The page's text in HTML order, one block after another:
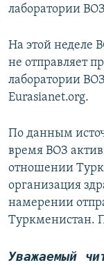
лаборатории
На этой неделе
не отправляет
лаборатории
Eurasianet.org.
По данным
время ВОЗ
отношении
организация
намерении
Туркменистан.
Уважаемый